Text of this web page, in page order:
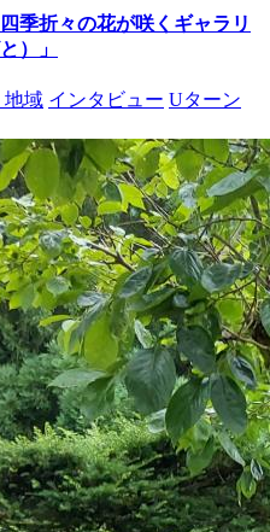
季折々の花が咲くギャラリ
）」
地域 インタビュー Uターン